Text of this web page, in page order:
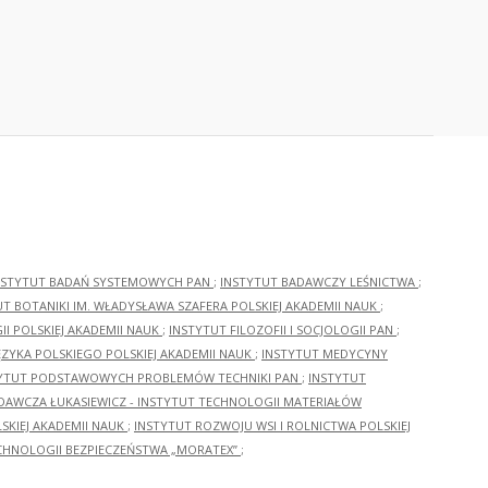
BADAŃ SYSTEMOWYCH PAN ; INSTYTUT BADAWCZY LEŚNICTWA ;
BOTANIKI IM. WŁADYSŁAWA SZAFERA POLSKIEJ AKADEMII NAUK ;
POLSKIEJ AKADEMII NAUK ; INSTYTUT FILOZOFII I SOCJOLOGII PAN ;
POLSKIEGO POLSKIEJ AKADEMII NAUK ; INSTYTUT MEDYCYNY
PODSTAWOWYCH PROBLEMÓW TECHNIKI PAN ; INSTYTUT
ŁUKASIEWICZ - INSTYTUT TECHNOLOGII MATERIAŁÓW
AKADEMII NAUK ; INSTYTUT ROZWOJU WSI I ROLNICTWA POLSKIEJ
BEZPIECZEŃSTWA „MORATEX” ;